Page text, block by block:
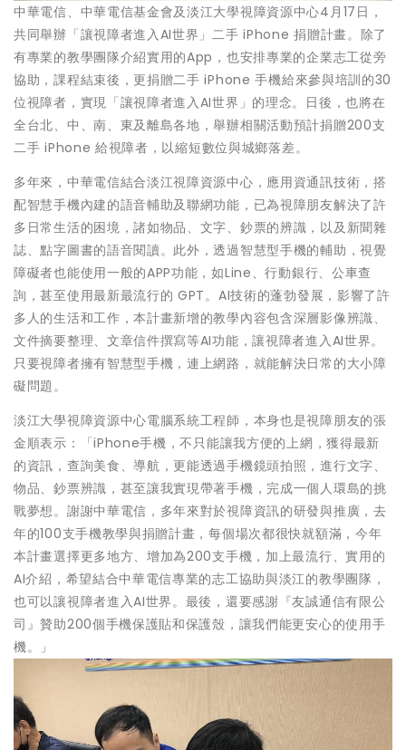
中華電信、中華電信基金會及淡江大學視障資源中心4月17日，
共同舉辦「讓視障者進入AI世界」二手 iPhone 捐贈計畫。除了
有專業的教學團隊介紹實用的App，也安排專業的企業志工從旁
協助，課程結束後，更捐贈二手 iPhone 手機給來參與培訓的30
位視障者，實現「讓視障者進入AI世界」的理念。日後，也將在
全台北、中、南、東及離島各地，舉辦相關活動預計捐贈200支
二手 iPhone 給視障者，以縮短數位與城鄉落差。
多年來，中華電信結合淡江視障資源中心，應用資通訊技術，搭
配智慧手機內建的語音輔助及聯網功能，已為視障朋友解決了許
多日常生活的困境，諸如物品、文字、鈔票的辨識，以及新聞雜
誌、點字圖書的語音閱讀。此外，透過智慧型手機的輔助，視覺
障礙者也能使用一般的APP功能，如Line、行動銀行、公車查
詢，甚至使用最新最流行的 GPT。AI技術的蓬勃發展，影響了許
多人的生活和工作，本計畫新增的教學內容包含深層影像辨識、
文件摘要整理、文章信件撰寫等AI功能，讓視障者進入AI世界。
只要視障者擁有智慧型手機，連上網路，就能解決日常的大小障
礙問題。
淡江大學視障資源中心電腦系統工程師，本身也是視障朋友的張
金順表示：「iPhone手機，不只能讓我方便的上網，獲得最新
的資訊，查詢美食、導航，更能透過手機鏡頭拍照，進行文字、
物品、鈔票辨識，甚至讓我實現帶著手機，完成一個人環島的挑
戰夢想。謝謝中華電信，多年來對於視障資訊的研發與推廣，去
年的100支手機教學與捐贈計畫，每個場次都很快就額滿，今年
本計畫選擇更多地方、增加為200支手機，加上最流行、實用的
AI介紹，希望結合中華電信專業的志工協助與淡江的教學團隊，
也可以讓視障者進入AI世界。最後，還要感謝『友誠通信有限公
司』贊助200個手機保護貼和保護殼，讓我們能更安心的使用手
機。」